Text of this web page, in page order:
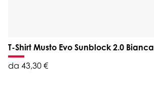
T-Shirt Musto Evo Sunblock 2.0 Bianca
da 43,30 €